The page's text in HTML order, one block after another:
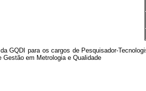
para os cargos de Pesquisador-
Gestão em Metrologia e Qualidade